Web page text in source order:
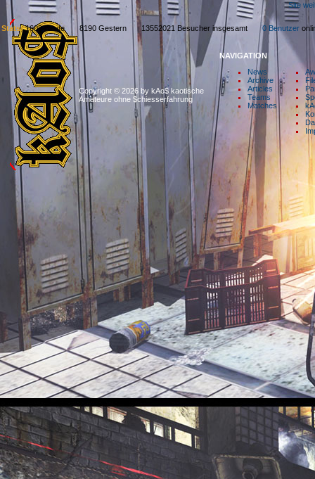
Site
Stats:1602 Heute 8190 Gestern 13552021 Besucher insgesamt0 Benutzer
Copyright © 2026 by kAo$ kaotische
Amateure ohne $chiesserfahrung
NAVIGATION
News
Archive
Articles
Teams
Matches